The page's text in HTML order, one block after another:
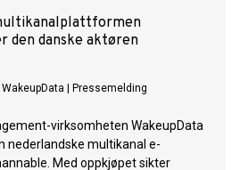
den danske aktøren
WakeupData Pressemelding
virksomheten WakeupData
nederlandske multikanal e-
Med oppkjøpet sikter